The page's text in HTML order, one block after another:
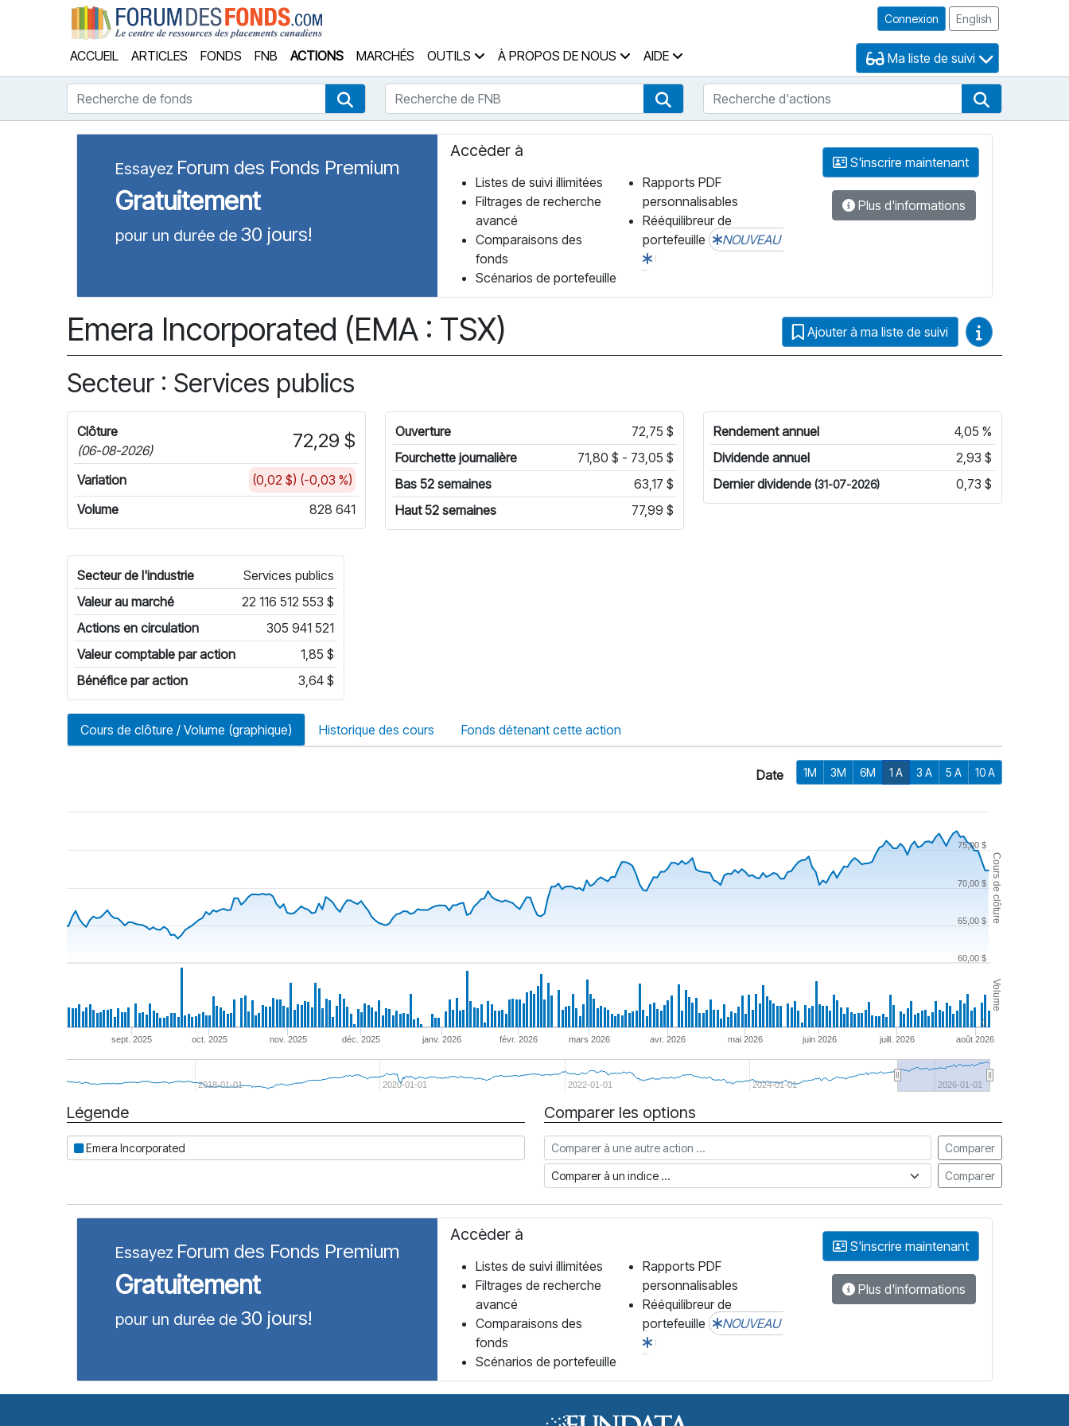
Connexion English
ACCUEIL ARTICLES FONDS FNB ACTIONS MARCHÉS OUTILS À PROPOS DE NOUS AIDE Ma liste de suivi
Recherche de fonds Recherche de fonds
Recherche de FNB Recherche de FNB
Recherche d'actions
Essayez Forum des Fonds Premium
Gratuitement
pour un durée de 30 jours!
Accèder à
Listes de suivi illimitées
Filtrages de recherche
avancé
Comparaisons des
fonds
Scénarios de portefeuille
Rapports PDF
personnalisables
Rééquilibreur de
portefeuille
NOUVEAU
S'inscrire maintenant
Plus d'informations
Emera Incorporated (EMA : TSX) Ajouter à ma liste de suivi Guides vidéo
Secteur : Services publics
Clôture
(06-08-2026)
72,29 $
Variation
(0,02 $) (-0,03 %)
Volume
828 641
Ouverture
72,75 $
Fourchette journalière
71,80 $ - 73,05 $
Bas 52 semaines
63,17 $
Haut 52 semaines
77,99 $
Rendement annuel
4,05 %
Dividende annuel
2,93 $
Dernier dividende (31-07-2026) 0,73 $
Secteur de l'industrie
Services publics
Valeur au marché
22 116 512 553 $
Actions en circulation
305 941 521
Valeur comptable par action
1,85 $
Bénéfice par action
3,64 $
Cours de clôture / Volume (graphique) Historique des cours Fonds détenant cette action
Date 1M 3M 6M 1 A 3 A 5 A 10 A
Cours de clôture
Volume
janv. 2026
sept. 2025 oct. 2025 nov. 2025 déc. 2025 févr. 2026 mars 2026 avr. 2026 mai 2026 juin 2026 juill. 2026 août 2026
2018-01-01 2020-01-01 2022-01-01 2024-01-01 2026-01-01
60,00 $
65,00 $
70,00 $
75,00 $
0
Date
Légende
Emera Incorporated
Comparer les options
Comparer à une autre action Comparer
Comparer à un indice Comparer
Essayez Forum des Fonds Premium
Gratuitement
pour un durée de 30 jours!
Accèder à
Listes de suivi illimitées
Filtrages de recherche
avancé
Comparaisons des
fonds
Scénarios de portefeuille
Rapports PDF
personnalisables
Rééquilibreur de
portefeuille
NOUVEAU
S'inscrire maintenant
Plus d'informations
Forum des Fonds Accueil